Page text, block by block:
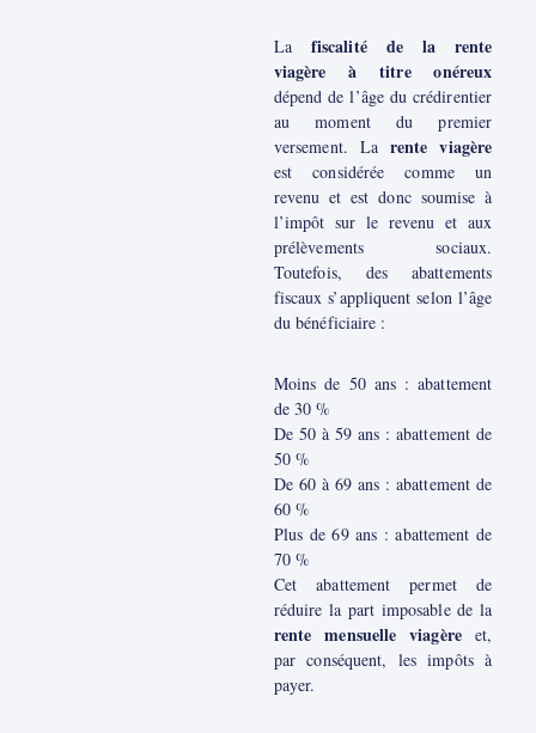
La fiscalité de la rente
viagère à titre onéreux
dépend de l’âge du crédirentier
au moment du premier
versement. La rente viagère
est considérée comme un
revenu et est donc soumise à
l’impôt sur le revenu et aux
prélèvements sociaux.
Toutefois, des abattements
fiscaux s’appliquent selon l’âge
du bénéficiaire :
Moins de 50 ans : abattement
de 30 %
De 50 à 59 ans : abattement de
50 %
De 60 à 69 ans : abattement de
60 %
Plus de 69 ans : abattement de
70 %
Cet abattement permet de
réduire la part imposable de la
rente mensuelle viagèreet,
par conséquent, les impôts à
payer.